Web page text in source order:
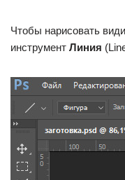
Чтобы нарисовать
инструмент Линия